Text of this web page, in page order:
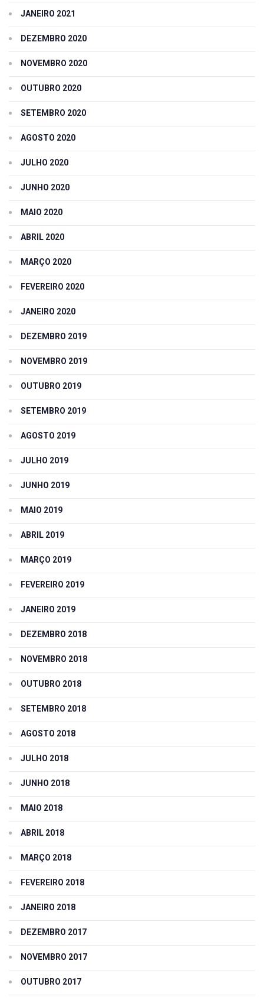
JANEIRO 2021
DEZEMBRO 2020
NOVEMBRO 2020
OUTUBRO 2020
SETEMBRO 2020
AGOSTO 2020
JULHO 2020
JUNHO 2020
MAIO 2020
ABRIL 2020
MARÇO 2020
FEVEREIRO 2020
JANEIRO 2020
DEZEMBRO 2019
NOVEMBRO 2019
OUTUBRO 2019
SETEMBRO 2019
AGOSTO 2019
JULHO 2019
JUNHO 2019
MAIO 2019
ABRIL 2019
MARÇO 2019
FEVEREIRO 2019
JANEIRO 2019
DEZEMBRO 2018
NOVEMBRO 2018
OUTUBRO 2018
SETEMBRO 2018
AGOSTO 2018
JULHO 2018
JUNHO 2018
MAIO 2018
ABRIL 2018
MARÇO 2018
FEVEREIRO 2018
JANEIRO 2018
DEZEMBRO 2017
NOVEMBRO 2017
OUTUBRO 2017